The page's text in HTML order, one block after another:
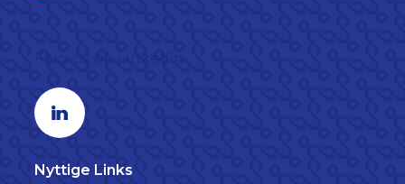
Linkedin profil
Nyttige Links